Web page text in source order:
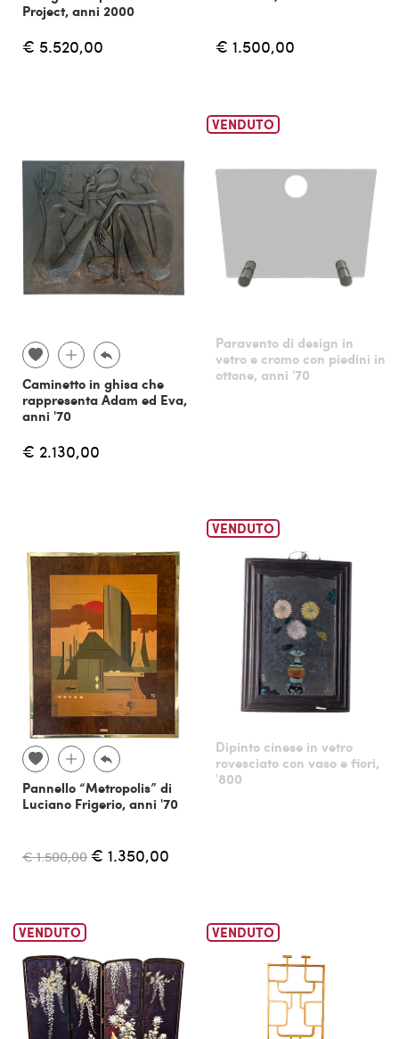
Project, anni 2000
€ 5.520,00 € 1.500,00
Caminetto in ghisa che
rappresenta Adam ed Eva,
anni '70
€ 2.130,00
VENDUTO
Paravento di design in
vetro e cromo con piedini in
ottone, anni '70
Pannello “Metropolis” di
Luciano Frigerio, anni '70
€ 1.500,00 € 1.350,00
VENDUTO
Dipinto cinese in vetro
rovesciato con vaso e fiori,
'800
VENDUTO VENDUTO